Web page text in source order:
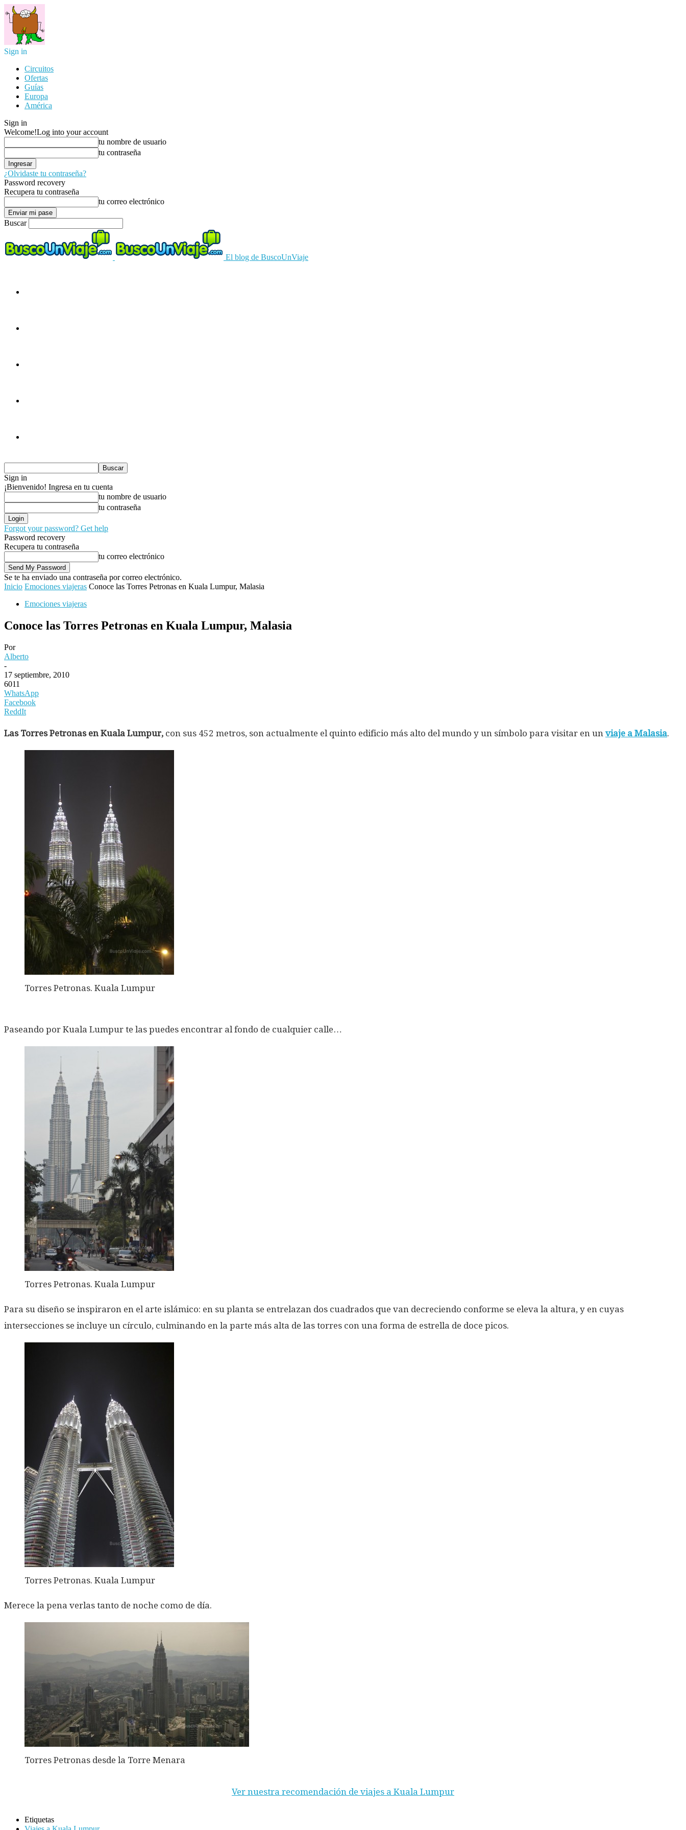
Sign in
Circuitos
Ofertas
Guías
Europa
América
Sign in
Welcome!Log into your account
tu nombre de usuario
tu contraseña
¿Olvidaste tu contraseña?
Password recovery
Recupera tu contraseña
tu correo electrónico
Buscar
El blog de BuscoUnViaje
Sign in
¡Bienvenido! Ingresa en tu cuenta
tu nombre de usuario
tu contraseña
Forgot your password? Get help
Password recovery
Recupera tu contraseña
tu correo electrónico
Se te ha enviado una contraseña por correo electrónico.
Inicio Emociones viajeras Conoce las Torres Petronas en Kuala Lumpur, Malasia
Emociones viajeras
Conoce las Torres Petronas en Kuala Lumpur, Malasia
Por
Alberto
-
17 septiembre, 2010
6011
WhatsApp
Facebook
ReddIt
Las Torres Petronas en Kuala Lumpur, con sus 452 metros, son actualmente el quinto edificio más alto del mundo y un símbolo para visitar en un viaje a Malasia.
Torres Petronas. Kuala Lumpur
Paseando por Kuala Lumpur te las puedes encontrar al fondo de cualquier calle…
Torres Petronas. Kuala Lumpur
Para su diseño se inspiraron en el arte islámico: en su planta se entrelazan dos cuadrados que van decreciendo conforme se eleva la altura, y en cuyas
intersecciones se incluye un círculo, culminando en la parte más alta de las torres con una forma de estrella de doce picos.
Torres Petronas. Kuala Lumpur
Merece la pena verlas tanto de noche como de día.
Torres Petronas desde la Torre Menara
Ver nuestra recomendación de viajes a Kuala Lumpur
Etiquetas